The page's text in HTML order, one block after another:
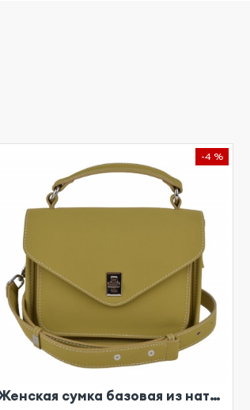
-4 %
Женская сумка базовая из натуральной кожи бежевая